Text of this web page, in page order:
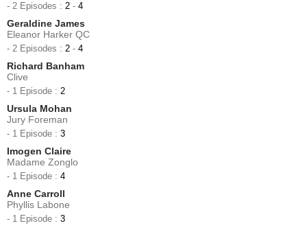
- 2 Episodes : 2 - 4
Geraldine James
Eleanor Harker QC
- 2 Episodes : 2 - 4
Richard Banham
Clive
- 1 Episode : 2
Ursula Mohan
Jury Foreman
- 1 Episode : 3
Imogen Claire
Madame Zonglo
- 1 Episode : 4
Anne Carroll
Phyllis Labone
- 1 Episode : 3